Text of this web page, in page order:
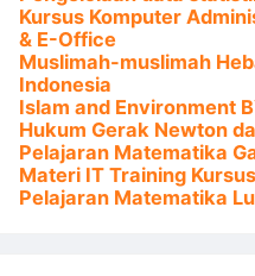
Kursus Komputer
& E-Office
Muslimah-muslimah
Indonesia
Islam and Environment
Hukum Gerak Newton
Pelajaran Matematika
Materi IT Training
Pelajaran Matematika